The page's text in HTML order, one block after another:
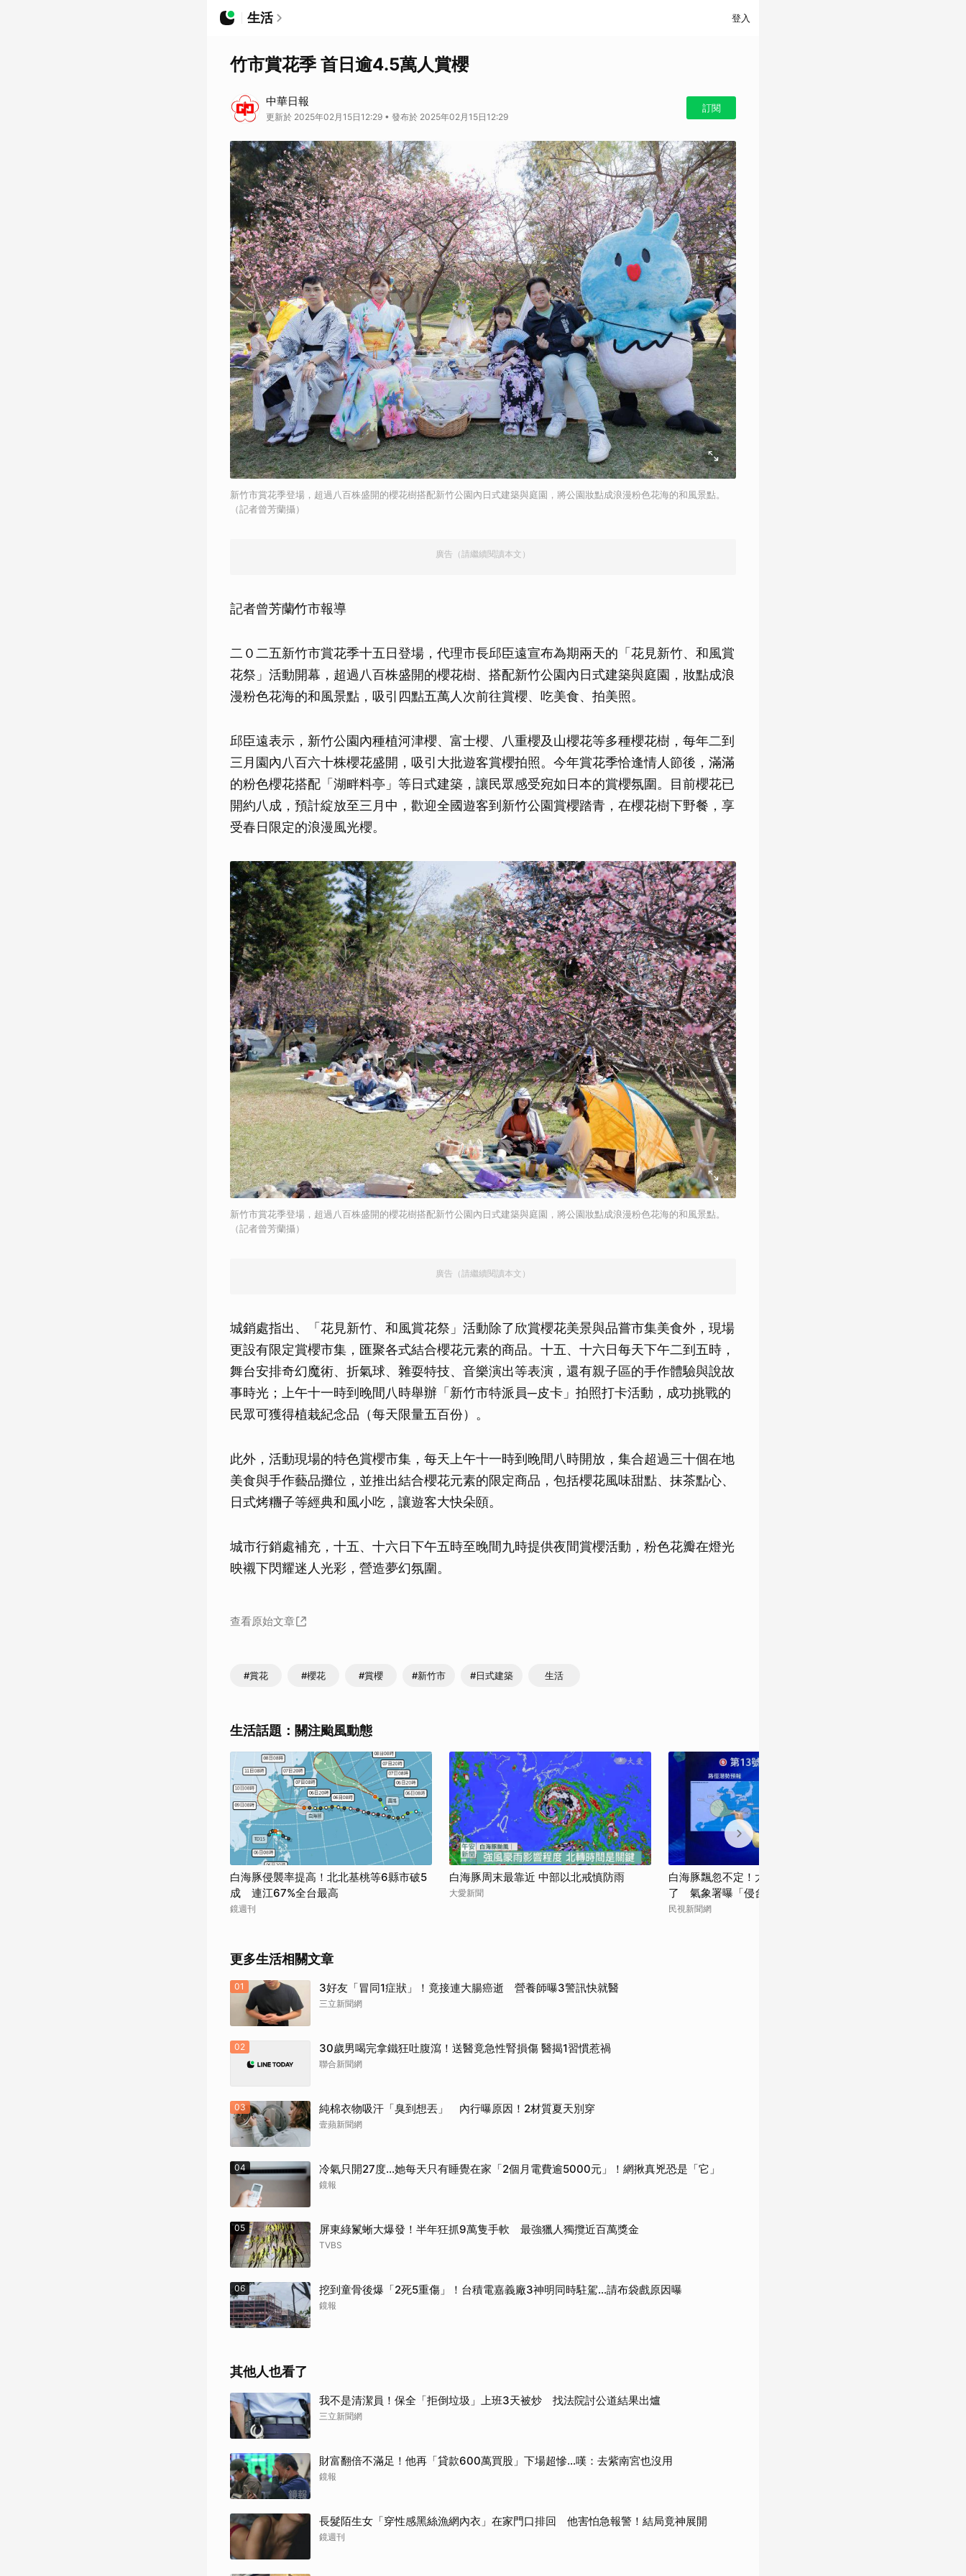
生活 登入
竹市賞花季 首日逾4.5萬人賞櫻
中華日報
更新於 2025年02月15日12:29 • 發布於 2025年02月15日12:29
訂閱
新竹市賞花季登場，超過八百株盛開的櫻花樹搭配新竹公園內日式建築與庭園，將公園妝點成浪漫粉色花海的和風景點。
（記者曾芳蘭攝）
廣告（請繼續閱讀本文）
記者曾芳蘭∕竹市報導
二０二五新竹市賞花季十五日登場，代理市長邱臣遠宣布為期兩天的「花見新竹、和風賞
花祭」活動開幕，超過八百株盛開的櫻花樹、搭配新竹公園內日式建築與庭園，妝點成浪
漫粉色花海的和風景點，吸引四點五萬人次前往賞櫻、吃美食、拍美照。
邱臣遠表示，新竹公園內種植河津櫻、富士櫻、八重櫻及山櫻花等多種櫻花樹，每年二到
三月園內八百六十株櫻花盛開，吸引大批遊客賞櫻拍照。今年賞花季恰逢情人節後，滿滿
的粉色櫻花搭配「湖畔料亭」等日式建築，讓民眾感受宛如日本的賞櫻氛圍。目前櫻花已
開約八成，預計綻放至三月中，歡迎全國遊客到新竹公園賞櫻踏青，在櫻花樹下野餐，享
受春日限定的浪漫風光櫻。
新竹市賞花季登場，超過八百株盛開的櫻花樹搭配新竹公園內日式建築與庭園，將公園妝點成浪漫粉色花海的和風景點。
（記者曾芳蘭攝）
廣告（請繼續閱讀本文）
城銷處指出、「花見新竹、和風賞花祭」活動除了欣賞櫻花美景與品嘗市集美食外，現場
更設有限定賞櫻市集，匯聚各式結合櫻花元素的商品。十五、十六日每天下午二到五時，
舞台安排奇幻魔術、折氣球、雜耍特技、音樂演出等表演，還有親子區的手作體驗與說故
事時光；上午十一時到晚間八時舉辦「新竹市特派員─皮卡」拍照打卡活動，成功挑戰的
民眾可獲得植栽紀念品（每天限量五百份）。
此外，活動現場的特色賞櫻市集，每天上午十一時到晚間八時開放，集合超過三十個在地
美食與手作藝品攤位，並推出結合櫻花元素的限定商品，包括櫻花風味甜點、抹茶點心、
日式烤糰子等經典和風小吃，讓遊客大快朵頤。
城市行銷處補充，十五、十六日下午五時至晚間九時提供夜間賞櫻活動，粉色花瓣在燈光
映襯下閃耀迷人光彩，營造夢幻氛圍。
查看原始文章
#賞花 #櫻花 #賞櫻 #新竹市 #日式建築 生活
生活話題：關注颱風動態
白海豚侵襲率提高！北北基桃等6縣市破5
成 連江67%全台最高
鏡週刊
白海豚周末最靠近 中部以北戒慎防雨
大愛新聞
白海豚飄忽不定！太平洋高壓真的減弱
了 氣象署曝「侵台機率」這樣說
民視新聞網
更多生活相關文章
01 3好友「冒同1症狀」！竟接連大腸癌逝 營養師曝3警訊快就醫
三立新聞網
02 30歲男喝完拿鐵狂吐腹瀉！送醫竟急性腎損傷 醫揭1習慣惹禍
聯合新聞網
03 純棉衣物吸汗「臭到想丟」 內行曝原因！2材質夏天別穿
壹蘋新聞網
04 冷氣只開27度…她每天只有睡覺在家「2個月電費逾5000元」！網揪真兇恐是「它」
鏡報
05 屏東綠鬣蜥大爆發！半年狂抓9萬隻手軟 最強獵人獨攬近百萬獎金
TVBS
06 挖到童骨後爆「2死5重傷」！台積電嘉義廠3神明同時駐駕...請布袋戲原因曝
鏡報
其他人也看了
我不是清潔員！保全「拒倒垃圾」上班3天被炒 找法院討公道結果出爐
三立新聞網
財富翻倍不滿足！他再「貸款600萬買股」下場超慘...嘆：去紫南宮也沒用
鏡報
長髮陌生女「穿性感黑絲漁網內衣」在家門口排回 他害怕急報警！結局竟神展開
鏡週刊